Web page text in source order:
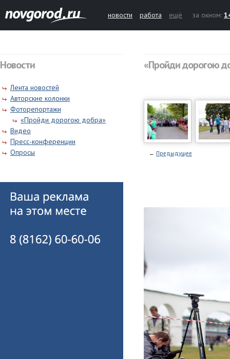
новости работа ещё за окном:
Новости
Лента новостей
Авторские колонки
Фоторепортажи
«Пройди дорогою добра»
Видео
Пресс-конференции
Опросы
«Пройди дорогою
← Предыдущее